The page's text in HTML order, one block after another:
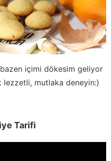
bazen içimi dökesim geliyor
mutlaka deneyin:)
Tarifi